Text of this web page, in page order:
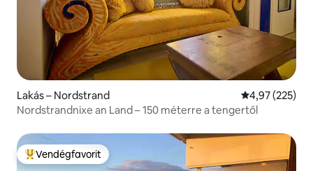
Lakás – Nordstrand Átlagos
4,97 (225)
Nordstrandnixe an Land – 150 méterre a tengertől
Kiemelt vendégfavorit
Vendégfavorit